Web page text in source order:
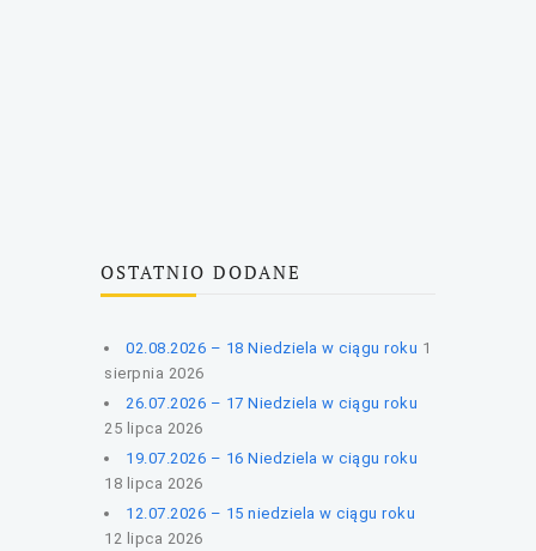
OSTATNIO DODANE
02.08.2026 – 18 Niedziela w ciągu roku 1
sierpnia 2026
26.07.2026 – 17 Niedziela w ciągu roku
25 lipca 2026
19.07.2026 – 16 Niedziela w ciągu roku
18 lipca 2026
12.07.2026 – 15 niedziela w ciągu roku
12 lipca 2026